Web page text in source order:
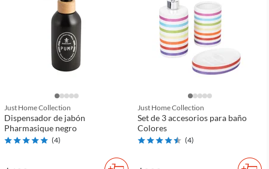
Just Home Collection
Dispensador de jabón
Pharmasique negro
(4)
Just Home Collection
Set de 3 accesorios para baño
Colores
(4)